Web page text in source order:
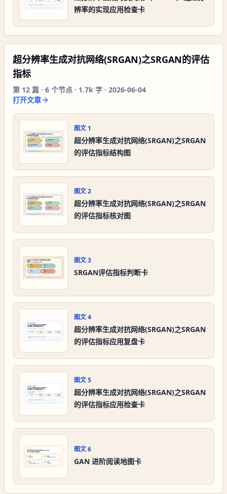
辨率的实现应用检查卡
超分辨率生成对抗网络(SRGAN)之SRGAN的评估
指标
第 12 篇 · 6 个节点 · 1.7k 字 · 2026-06-04
打开文章
图文 1
超分辨率生成对抗网络(SRGAN)之SRGAN
的评估指标结构图
图文2
超分辨率生成对抗网络(SRGAN)之SRGAN
的评估指标核对图
图文3
SRGAN评估指标判断卡
图文4
超分辨率生成对抗网络(SRGAN)之SRGAN
的评估指标应用复盘卡
图文5
超分辨率生成对抗网络(SRGAN)之SRGAN
的评估指标应用检查卡
图文6
GAN 进阶阅读地图卡